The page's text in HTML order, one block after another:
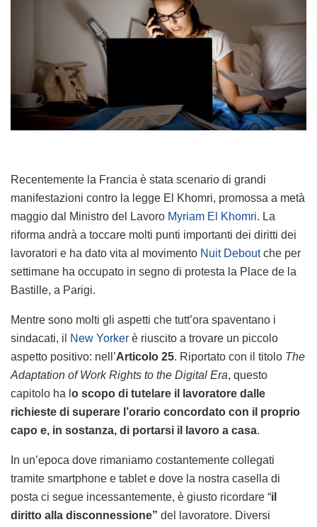
Recentemente la Francia è stata scenario di grandi
manifestazioni contro la legge El Khomri, promossa a metà
maggio dal Ministro del Lavoro Myriam El Khomri. La
riforma andrà a toccare molti punti importanti dei diritti dei
lavoratori e ha dato vita al movimento Nuit Deboutche per
settimane ha occupato in segno di protesta la Place de la
Bastille, a Parigi.
Mentre sono molti gli aspetti che tutt’ora spaventano i
sindacati, il
New Yorker è riuscito a trovare un piccolo
aspetto positivo: nell’Articolo 25. Riportato con il titolo The
Adaptation of Work Rights to the Digital Era, questo
capitolo ha l o scopo di tutelare il lavoratore dalle
richieste di superare l’orario concordato con il proprio
capo e, in sostanza, di portarsi il lavoro a casa.
In un’epoca dove rimaniamo costantemente collegati
tramite smartphone e tablet e dove la nostra casella di
posta ci segue incessantemente, è giusto ricordare “il
diritto alla disconnessione” del lavoratore. Diversi